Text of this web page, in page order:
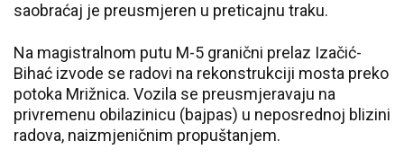
saobraćaj je preusmjeren u preticajnu traku.
Na magistralnom putu M-5 granični prelaz Izačić-
Bihać izvode se radovi na rekonstrukciji mosta preko
potoka Mrižnica. Vozila se preusmjeravaju na
privremenu obilazinicu (bajpas) u neposrednoj blizini
radova, naizmjeničnim propuštanjem.